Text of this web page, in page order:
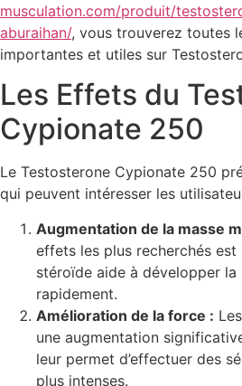
musculation.com/produit/
aburaihan/, vous trouverez toutes
importantes et utiles sur
Les Effets du
Cypionate 250
Le Testosterone Cypionate 250
qui peuvent intéresser les
Augmentation de la masse
effets les plus recherchés
stéroïde aide à développer la
rapidement.
Amélioration de la force :
une augmentation
leur permet d’effectuer des
plus intenses.